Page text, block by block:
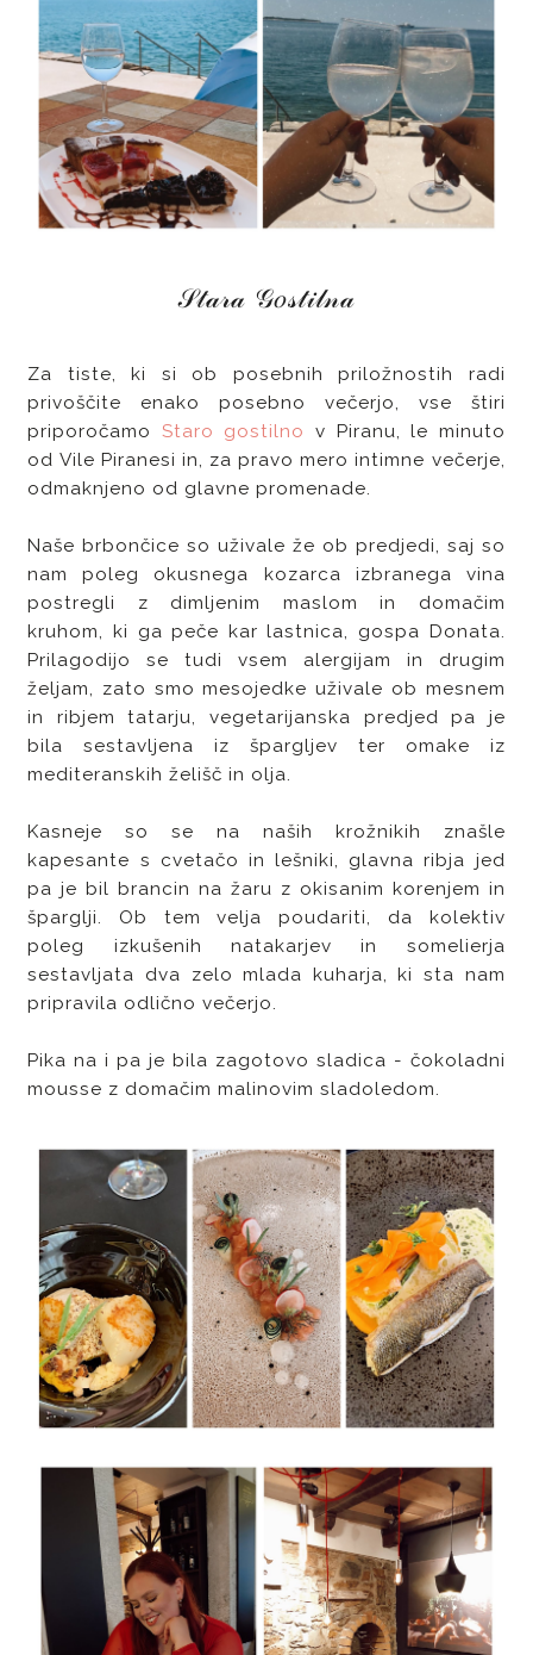
𝒮𝓉𝒶𝓇𝒶 𝒢𝑜𝓈𝓉𝒾𝓁𝓃𝒶
Za tiste, ki si ob posebnih priložnostih radi
privoščite enako posebno večerjo, vse štiri
priporočamo Staro gostilno
v Piranu, le minuto
od Vile Piranesi in, za pravo mero intimne večerje,
odmaknjeno od glavne promenade.
Naše brbončice so uživale že ob predjedi, saj so
nam poleg okusnega kozarca izbranega vina
postregli z dimljenim maslom in domačim
kruhom, ki ga peče kar lastnica, gospa Donata.
Prilagodijo se tudi vsem alergijam in drugim
željam, zato smo mesojedke uživale ob mesnem
in ribjem tatarju, vegetarijanska predjed pa je
bila sestavljena iz špargljev ter omake iz
mediteranskih želišč in olja.
Kasneje so se na naših krožnikih znašle
kapesante s cvetačo in lešniki, glavna ribja jed
pa je bil brancin na žaru z okisanim korenjem in
šparglji. Ob tem velja poudariti, da kolektiv
poleg izkušenih natakarjev in somelierja
sestavljata dva zelo mlada kuharja, ki sta nam
pripravila odlično večerjo.
Pika na i pa je bila zagotovo sladica - čokoladni
mousse z domačim malinovim sladoledom.